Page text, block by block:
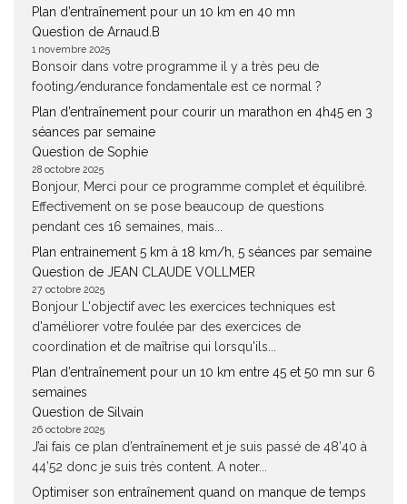
Plan d’entraînement pour un 10 km en 40 mn
Question de Arnaud.B
1 novembre 2025
Bonsoir dans votre programme il y a très peu de
footing/endurance fondamentale est ce normal ?
Plan d’entraînement pour courir un marathon en 4h45 en 3
séances par semaine
Question de Sophie
28 octobre 2025
Bonjour, Merci pour ce programme complet et équilibré.
Effectivement on se pose beaucoup de questions
pendant ces 16 semaines, mais...
Plan entrainement 5 km à 18 km/h, 5 séances par semaine
Question de JEAN CLAUDE VOLLMER
27 octobre 2025
Bonjour L'objectif avec les exercices techniques est
d'améliorer votre foulée par des exercices de
coordination et de maîtrise qui lorsqu'ils...
Plan d’entraînement pour un 10 km entre 45 et 50 mn sur 6
semaines
Question de Silvain
26 octobre 2025
J’ai fais ce plan d’entraînement et je suis passé de 48’40 à
44’52 donc je suis très content. A noter...
Optimiser son entraînement quand on manque de temps